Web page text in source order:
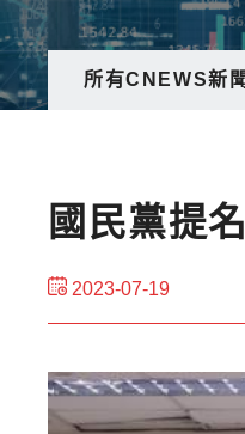
所有CNEWS新聞
國民黨提
2023-07-19